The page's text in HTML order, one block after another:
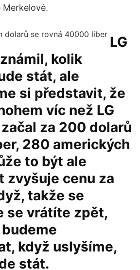
Merkelové.
LG
kolik
stát, ale
si představit, že
víc než LG
za 200 dolarů
280 amerických
to být ale
zvyšuje cenu za
takže se
se vrátíte zpět,
když uslyšíme,
stát.